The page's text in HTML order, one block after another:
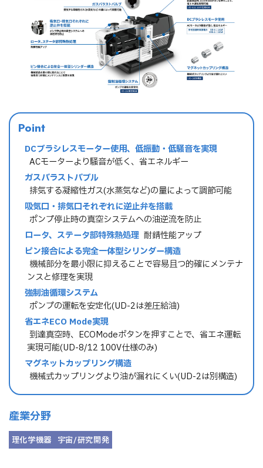
Point
DCブラシレスモーター使用、低振動・低騒音を実現
→ ACモーターより騒音が低く、省エネルギー
ガスバラストバブル
→ 排気する凝縮性ガス(水蒸気など)の量によって調節可能
吸気口・排気口それぞれに逆止弁を搭載
→ ポンプ停止時の真空システムへの油逆流を防止
ロータ、ステータ部特殊熱処理 → 耐錆性能アップ
ピン接合による完全一体型シリンダー構造
→ 機械部分を最小限に抑えることで容易且つ的確にメンテナ
ンスと修理を実現
強制油循環システム
→ ポンプの運転を安定化(UD-2は差圧給油)
省エネECO Mode実現
→ 到達真空時、ECOModeボタンを押すことで、省エネ運転
実現可能(UD-8/12 100V仕様のみ)
マグネットカップリング構造
→ 機械式カップリングより油が漏れにくい(UD-2は別構造)
産業分野
理化学機器 宇宙/研究開発